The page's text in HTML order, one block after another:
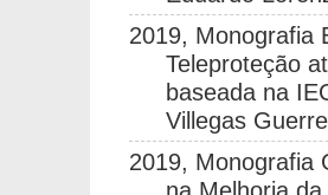
2019, Monografia
Teleproteção
baseada na
Villegas
2019, Monografia